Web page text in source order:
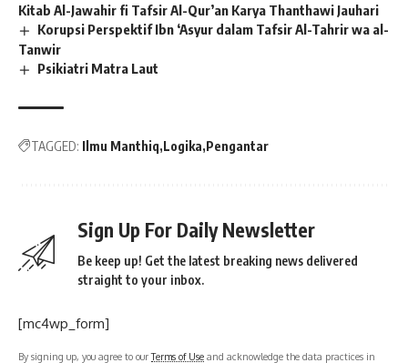
Kitab Al-Jawahir fi Tafsir Al-Qur’an Karya Thanthawi Jauhari
Korupsi Perspektif Ibn ‘Asyur dalam Tafsir Al-Tahrir wa al-
Tanwir
Psikiatri Matra Laut
TAGGED: Ilmu Manthiq Logika Pengantar
Sign Up For Daily Newsletter
Be keep up! Get the latest breaking news delivered
straight to your inbox.
[mc4wp_form]
By signing up, you agree to ourTerms of Use and acknowledge the data practices in